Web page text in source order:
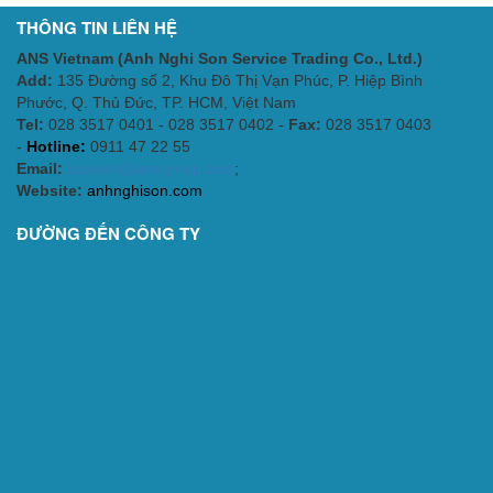
THÔNG TIN LIÊN HỆ
ANS Vietnam (Anh Nghi Son Service Trading Co., Ltd.)
Add: 135 Đường số 2, Khu Đô Thị Vạn Phúc, P. Hiệp Bình
Phước, Q. Thủ Đức, TP. HCM , Việt Nam
Tel: 028 3517 0401 - 028 3517 0402 - Fax: 028 3517 0403
- Hotline: 0911 47 22 55
Email: support@ansgroup.asia ;
Website: anhnghison.com
ĐƯỜNG ĐẾN CÔNG TY